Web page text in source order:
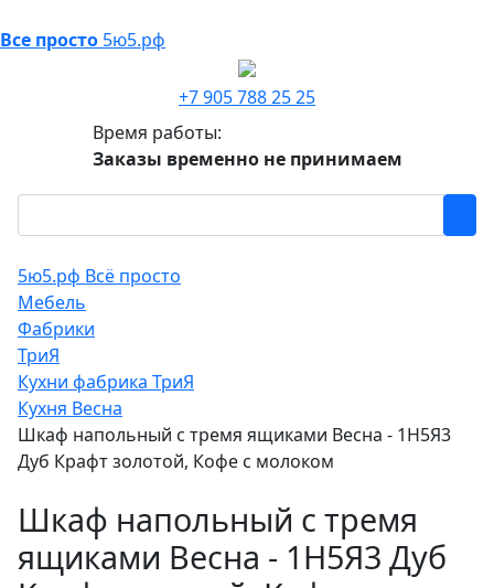
Все просто 5ю5.рф
+7 905 788 25 25
Время работы:
Заказы временно не принимаем
5ю5.рф Всё просто
Мебель
Фабрики
ТриЯ
Кухни фабрика ТриЯ
Кухня Весна
Шкаф напольный с тремя ящиками Весна - 1Н5Я3
Дуб Крафт золотой, Кофе с молоком
Шкаф напольный с тремя
ящиками Весна - 1Н5Я3 Дуб